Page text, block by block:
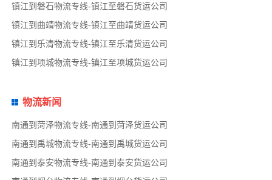
镇江到磐石物流专线-镇江至磐石货运公司
镇江到曲靖物流专线-镇江至曲靖货运公司
镇江到乐清物流专线-镇江至乐清货运公司
镇江到项城物流专线-镇江至项城货运公司
物流新闻
南通到菏泽物流专线-南通到菏泽货运公司
南通到禹城物流专线-南通到禹城货运公司
南通到泰安物流专线-南通到泰安货运公司